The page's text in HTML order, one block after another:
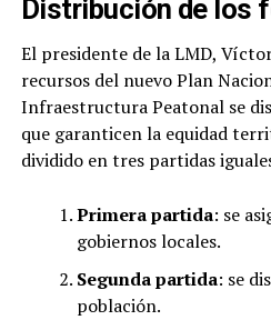
Distribución de los
El presidente de la LMD,
recursos del nuevo Plan
Infraestructura Peatonal se
que garanticen la equidad
dividido en tres partidas
Primera partida: se
gobiernos locales.
Segunda partida: se
población.